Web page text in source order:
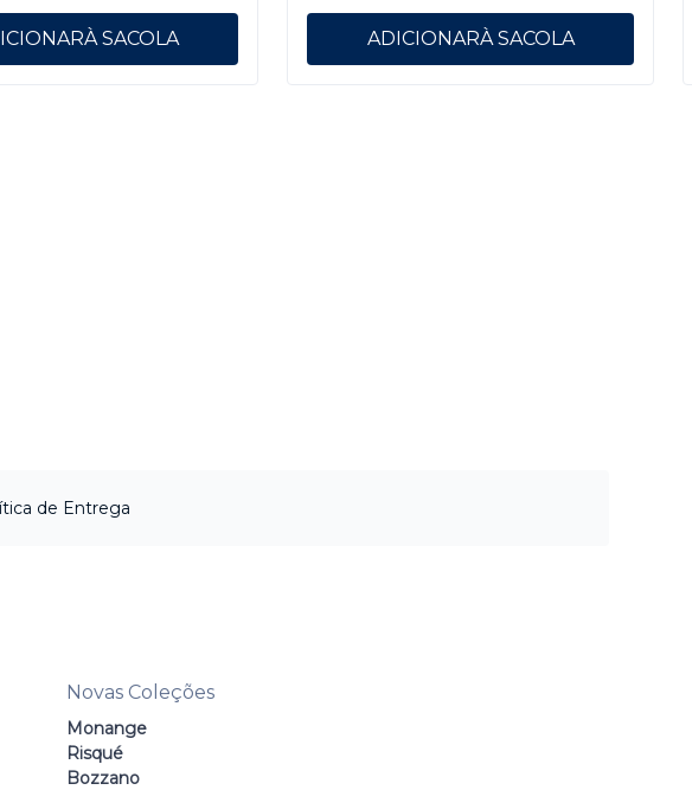
ADICIONAR
de Entrega
Novas Coleções
Monange
Risqué
Bozzano